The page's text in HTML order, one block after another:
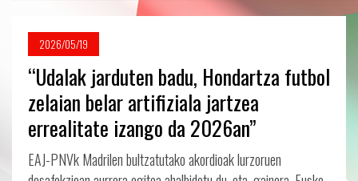
2026/05/19
“Udalak jarduten badu, Hondartza futbol
zelaian belar artifiziala jartzea
errealitate izango da 2026an”
EAJ-PNVk Madrilen bultzatutako akordioak lurzoruen